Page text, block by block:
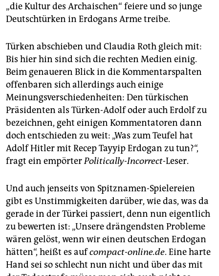
„die Kultur des Archaischen“ feiere und so junge
Deutschtürken in Erdogans Arme treibe.
Türken abschieben und Claudia Roth gleich mit:
Bis hier hin sind sich die rechten Medien einig.
Beim genaueren Blick in die Kommentarspalten
offenbaren sich allerdings auch einige
Meinungsverschiedenheiten: Den türkischen
Präsidenten als Türken-Adolf oder auch Erdolf zu
bezeichnen, geht einigen Kommentatoren dann
doch entschieden zu weit: „Was zum Teufel hat
Adolf Hitler mit Recep Tayyip Erdogan zu tun?“,
fragt ein empörterPolitically-Incorrect-Leser.
Und auch jenseits von Spitznamen-Spielereien
gibt es Unstimmigkeiten darüber, wie das, was da
gerade in der Türkei passiert, denn nun eigentlich
zu bewerten ist: „Unsere drängendsten Probleme
wären gelöst, wenn wir einen deutschen Erdogan
hätten“, heißt es aufcompact-online.de. Eine harte
Hand sei so schlecht nun nicht und über das mit